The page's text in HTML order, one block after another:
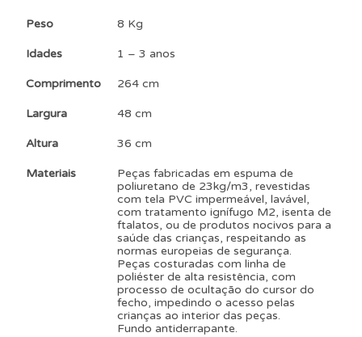
Peso 8 Kg
Idades 1 – 3 anos
Comprimento 264 cm
Largura 48 cm
Altura 36 cm
Materiais
Peças fabricadas em espuma de
poliuretano de 23kg/m3, revestidas
com tela PVC impermeável, lavável,
com tratamento ignífugo M2, isenta de
ftalatos, ou de produtos nocivos para a
saúde das crianças, respeitando as
normas europeias de segurança.
Peças costuradas com linha de
poliéster de alta resistência, com
processo de ocultação do cursor do
fecho, impedindo o acesso pelas
crianças ao interior das peças.
Fundo antiderrapante.